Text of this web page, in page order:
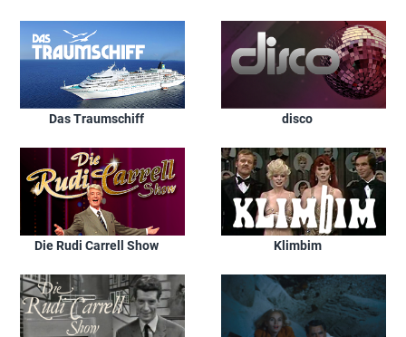
Das Traumschiff disco
Die Rudi Carrell Show Klimbim